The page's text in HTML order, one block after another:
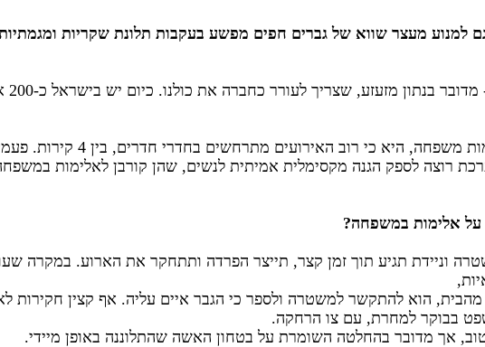
מעצר שווא של גברים חפים מפשע בעקבות תלונת שקריות
בחדרי חדרים, בין 4 קירות. פעמים רבות, הנוכחים והעדים היחידים הם בני הזוג עצמם.
רוצה לספק הגנה מקסימלית אמיתית לנשים, שהן קורבן לאלימות
אלימות במשפחה?
וניידת תגיע תוך זמן קצר, תייצר הפרדה ותתחקר את הארוע. במקרה
הוא להתקשר למשטרה ולספר כי הגבר איים עליה. אף קצין חקירות
בבוקר למחרת, עם צו הרחקה.
אך מדובר בהחלטה השומרת על בטחון האשה שהתלוננה באופן מיידי.